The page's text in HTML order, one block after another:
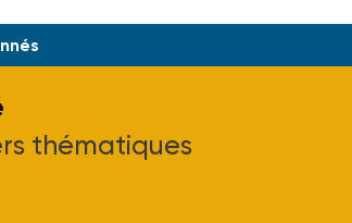
thématiques